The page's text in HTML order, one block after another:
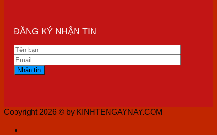
ĐĂNG KÝ NHẬN TIN
Copyright 2026 © by KINHTENGAYNAY.COM